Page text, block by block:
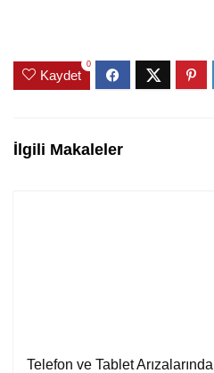
Kaydet
0
İlgili Makaleler
Telefon ve Tablet